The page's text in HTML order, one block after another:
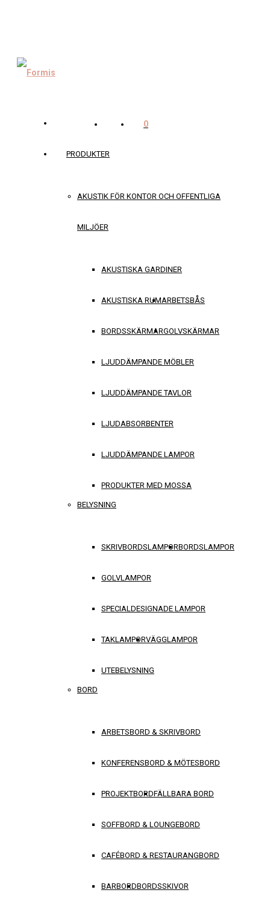
PRODUKTER
AKUSTIK FÖR KONTOR OCH OFFENTLIGA
MILJÖER
AKUSTISKA GARDINER
AKUSTISKA RUMARBETSBÅS
BORDSSKÄRMARGOLVSKÄRMAR
LJUDDÄMPANDE MÖBLER
LJUDDÄMPANDE TAVLOR
LJUDABSORBENTER
LJUDDÄMPANDE LAMPOR
PRODUKTER MED MOSSA
BELYSNING
SKRIVBORDSLAMPORBORDSLAMPOR
GOLVLAMPOR
SPECIALDESIGNADE LAMPOR
TAKLAMPORVÄGGLAMPOR
UTEBELYSNING
BORD
ARBETSBORD & SKRIVBORD
KONFERENSBORD & MÖTESBORD
PROJEKTBORDFÄLLBARA BORD
SOFFBORD & LOUNGEBORD
CAFÉBORD & RESTAURANGBORD
BARBORDBORDSSKIVOR
0